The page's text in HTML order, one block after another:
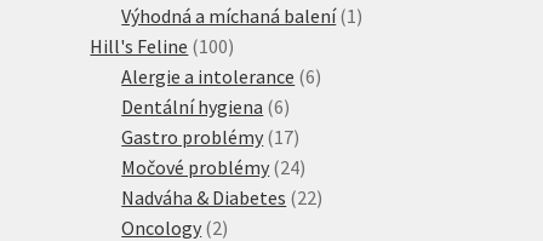
produkty
Výhodná a míchaná balení 1 1
Hill's Feline 100100
produktů
Alergie a intolerance 66
Dentální hygiena 66
produktů
Gastro problémy 1717
produktů
Močové problémy 2424
produktů
Nadváha & Diabetes 2222
Oncology 22